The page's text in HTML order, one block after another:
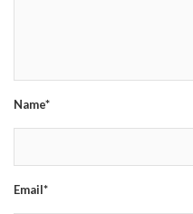
Name*
Email*